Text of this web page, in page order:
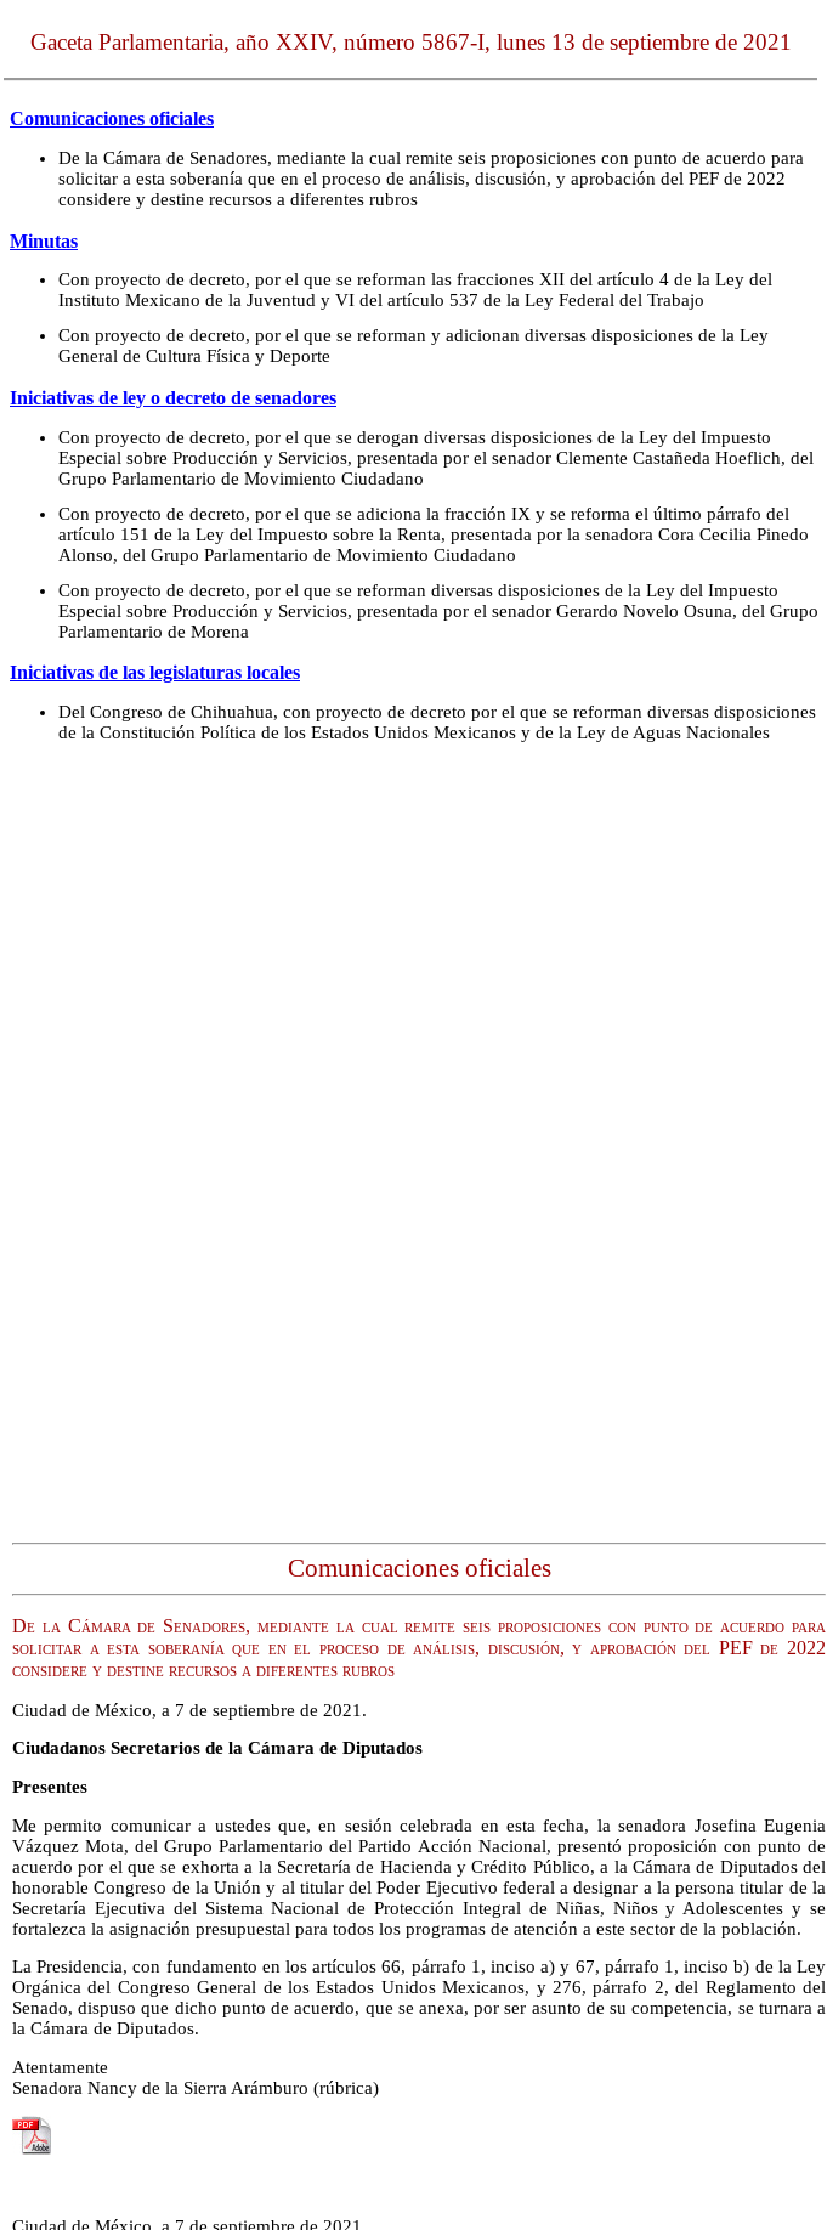
Gaceta Parlamentaria, año XXIV, número 5867-I, lunes 13 de septiembre de 2021
Comunicaciones oficiales
De la Cámara de Senadores, mediante la cual remite seis proposiciones con punto de acuerdo para
solicitar a esta soberanía que en el proceso de análisis, discusión, y aprobación del PEF de 2022
considere y destine recursos a diferentes rubros
Minutas
Con proyecto de decreto, por el que se reforman las fracciones XII del artículo 4 de la Ley del
Instituto Mexicano de la Juventud y VI del artículo 537 de la Ley Federal del Trabajo
Con proyecto de decreto, por el que se reforman y adicionan diversas disposiciones de la Ley
General de Cultura Física y Deporte
Iniciativas de ley o decreto de senadores
Con proyecto de decreto, por el que se derogan diversas disposiciones de la Ley del Impuesto
Especial sobre Producción y Servicios, presentada por el senador Clemente Castañeda Hoeflich, del
Grupo Parlamentario de Movimiento Ciudadano
Con proyecto de decreto, por el que se adiciona la fracción IX y se reforma el último párrafo del
artículo 151 de la Ley del Impuesto sobre la Renta, presentada por la senadora Cora Cecilia Pinedo
Alonso, del Grupo Parlamentario de Movimiento Ciudadano
Con proyecto de decreto, por el que se reforman diversas disposiciones de la Ley del Impuesto
Especial sobre Producción y Servicios, presentada por el senador Gerardo Novelo Osuna, del Grupo
Parlamentario de Morena
Iniciativas de las legislaturas locales
Del Congreso de Chihuahua, con proyecto de decreto por el que se reforman diversas disposiciones
de la Constitución Política de los Estados Unidos Mexicanos y de la Ley de Aguas Nacionales
Comunicaciones oficiales
De la Cámara de Senadores, mediante la cual remite seis proposiciones con punto de acuerdo para
solicitar a esta soberanía que en el proceso de análisis, discusión, y aprobación del PEF de 2022
considere y destine recursos a diferentes rubros
Ciudad de México, a 7 de septiembre de 2021.
Ciudadanos Secretarios de la Cámara de Diputados
Presentes
Me permito comunicar a ustedes que, en sesión celebrada en esta fecha, la senadora Josefina Eugenia
Vázquez Mota, del Grupo Parlamentario del Partido Acción Nacional, presentó proposición con punto de
acuerdo por el que se exhorta a la Secretaría de Hacienda y Crédito Público, a la Cámara de Diputados del
honorable Congreso de la Unión y al titular del Poder Ejecutivo federal a designar a la persona titular de la
Secretaría Ejecutiva del Sistema Nacional de Protección Integral de Niñas, Niños y Adolescentes y se
fortalezca la asignación presupuestal para todos los programas de atención a este sector de la población.
La Presidencia, con fundamento en los artículos 66, párrafo 1, inciso a) y 67, párrafo 1, inciso b) de la Ley
Orgánica del Congreso General de los Estados Unidos Mexicanos, y 276, párrafo 2, del Reglamento del
Senado, dispuso que dicho punto de acuerdo, que se anexa, por ser asunto de su competencia, se turnara a
la Cámara de Diputados.
Atentamente
Senadora Nancy de la Sierra Arámburo (rúbrica)
Ciudad de México, a 7 de septiembre de 2021.